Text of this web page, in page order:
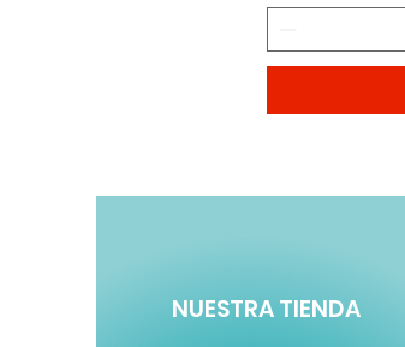
NUESTRA TIENDA